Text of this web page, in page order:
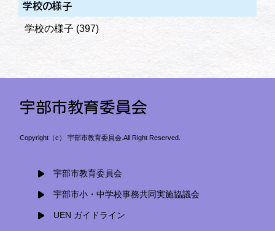
学校の様子
学校の様子 (397)
宇部市教育委員会
Copyright（c） 宇部市教育委員会.All Right Reserved.
宇部市教育委員会
宇部市小・中学校事務共同実施協議会
UEN ガイドライン